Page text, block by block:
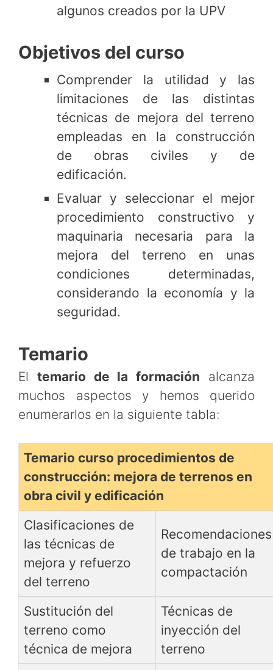
algunos creados por la UPV
Objetivos del curso
Comprender la utilidad y las
limitaciones de las distintas
técnicas de mejora del terreno
empleadas en la construcción
de obras civiles y de
edificación.
Evaluar y seleccionar el mejor
procedimiento constructivo y
maquinaria necesaria para la
mejora del terreno en unas
condiciones determinadas,
considerando la economía y la
seguridad.
Temario
El temario de la formación alcanza
muchos aspectos y hemos querido
enumerarlos en la siguiente tabla:
Temario curso procedimientos de
construcción: mejora de terrenos en
obra civil y edificación
Clasificaciones de
las técnicas de
mejora y refuerzo
del terreno
Recomendaciones
de trabajo en la
compactación
Sustitución del
terreno como
técnica de mejora
Técnicas de
inyección del
terreno